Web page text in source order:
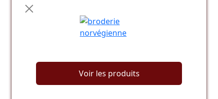
Voir les produits